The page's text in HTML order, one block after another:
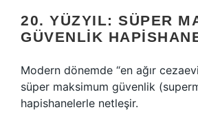
20. YÜZYIL: SÜPER
GÜVENLIK
Modern dönemde “en ağır
süper maksimum güvenlik
hapishanelerle netleşir.